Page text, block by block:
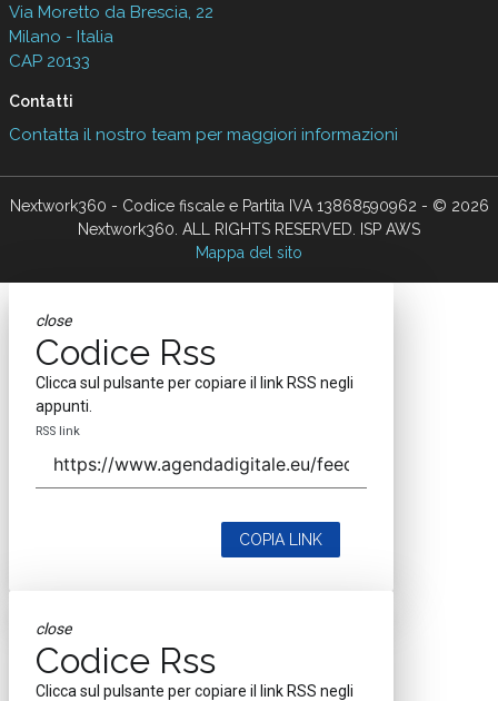
Via Moretto da Brescia, 22
Milano - Italia
CAP 20133
Contatti
Contatta il nostro team per maggiori informazioni
Nextwork360 - Codice fiscale e Partita IVA 13868590962 - © 2026
Nextwork360. ALL RIGHTS RESERVED. ISP AWS
Mappa del sito
close
Codice Rss
Clicca sul pulsante per copiare il link RSS negli
appunti.
RSS link
COPIA LINK
close
Codice Rss
Clicca sul pulsante per copiare il link RSS negli